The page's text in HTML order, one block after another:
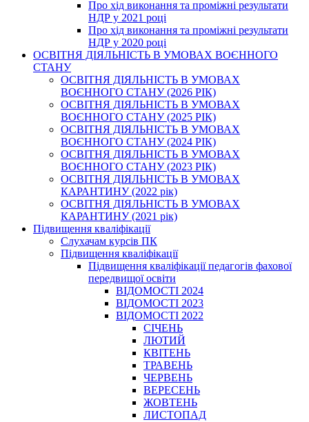
Про хід виконання та проміжні результати
НДР у 2021 році
Про хід виконання та проміжні результати
НДР у 2020 році
ОСВІТНЯ ДІЯЛЬНІСТЬ В УМОВАХ ВОЄННОГО
СТАНУ
ОСВІТНЯ ДІЯЛЬНІСТЬ В УМОВАХ
ВОЄННОГО СТАНУ (2026 РІК)
ОСВІТНЯ ДІЯЛЬНІСТЬ В УМОВАХ
ВОЄННОГО СТАНУ (2025 РІК)
ОСВІТНЯ ДІЯЛЬНІСТЬ В УМОВАХ
ВОЄННОГО СТАНУ (2024 РІК)
ОСВІТНЯ ДІЯЛЬНІСТЬ В УМОВАХ
ВОЄННОГО СТАНУ (2023 РІК)
ОСВІТНЯ ДІЯЛЬНІСТЬ В УМОВАХ
КАРАНТИНУ (2022 рік)
ОСВІТНЯ ДІЯЛЬНІСТЬ В УМОВАХ
КАРАНТИНУ (2021 рік)
Підвищення кваліфікації
Слухачам курсів ПК
Підвищення кваліфікації
Підвищення кваліфікації педагогів фахової
передвищої освіти
ВІДОМОСТІ 2024
ВІДОМОСТІ 2023
ВІДОМОСТІ 2022
СІЧЕНЬ
ЛЮТИЙ
КВІТЕНЬ
ТРАВЕНЬ
ЧЕРВЕНЬ
ВЕРЕСЕНЬ
ЖОВТЕНЬ
ЛИСТОПАД